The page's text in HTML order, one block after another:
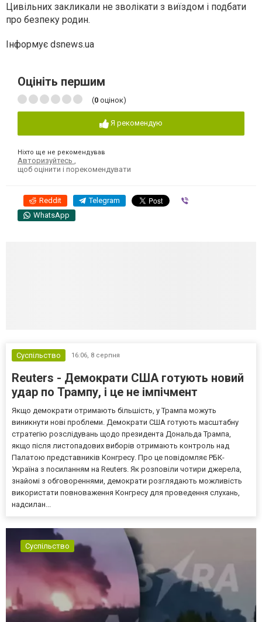
Цивільних закликали не зволікати з виїздом і подбати
про безпеку родин.
Інформує dsnews.ua
Оцініть першим
(0 оцінок)
Я рекомендую
Ніхто ще не рекомендував
Авторизуйтесь
щоб оцінити і порекомендувати
Reddit Telegram
WhatsApp
Суспільство 16:06, 8 серпня
Reuters - Демократи США готують новий
удар по Трампу, і це не імпічмент
Якщо демократи отримають більшість, у Трампа можуть
виникнути нові проблеми. Демократи США готують масштабну
стратегію розслідувань щодо президента Дональда Трампа,
якщо після листопадових виборів отримають контроль над
Палатою представників Конгресу. Про це повідомляє РБК-
Україна з посиланням на Reuters. Як розповіли чотири джерела,
знайомі з обговореннями, демократи розглядають можливість
використати повноваження Конгресу для проведення слухань,
надсилан...
Суспільство